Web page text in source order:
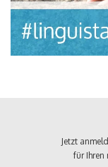
Jetzt
für Ihren